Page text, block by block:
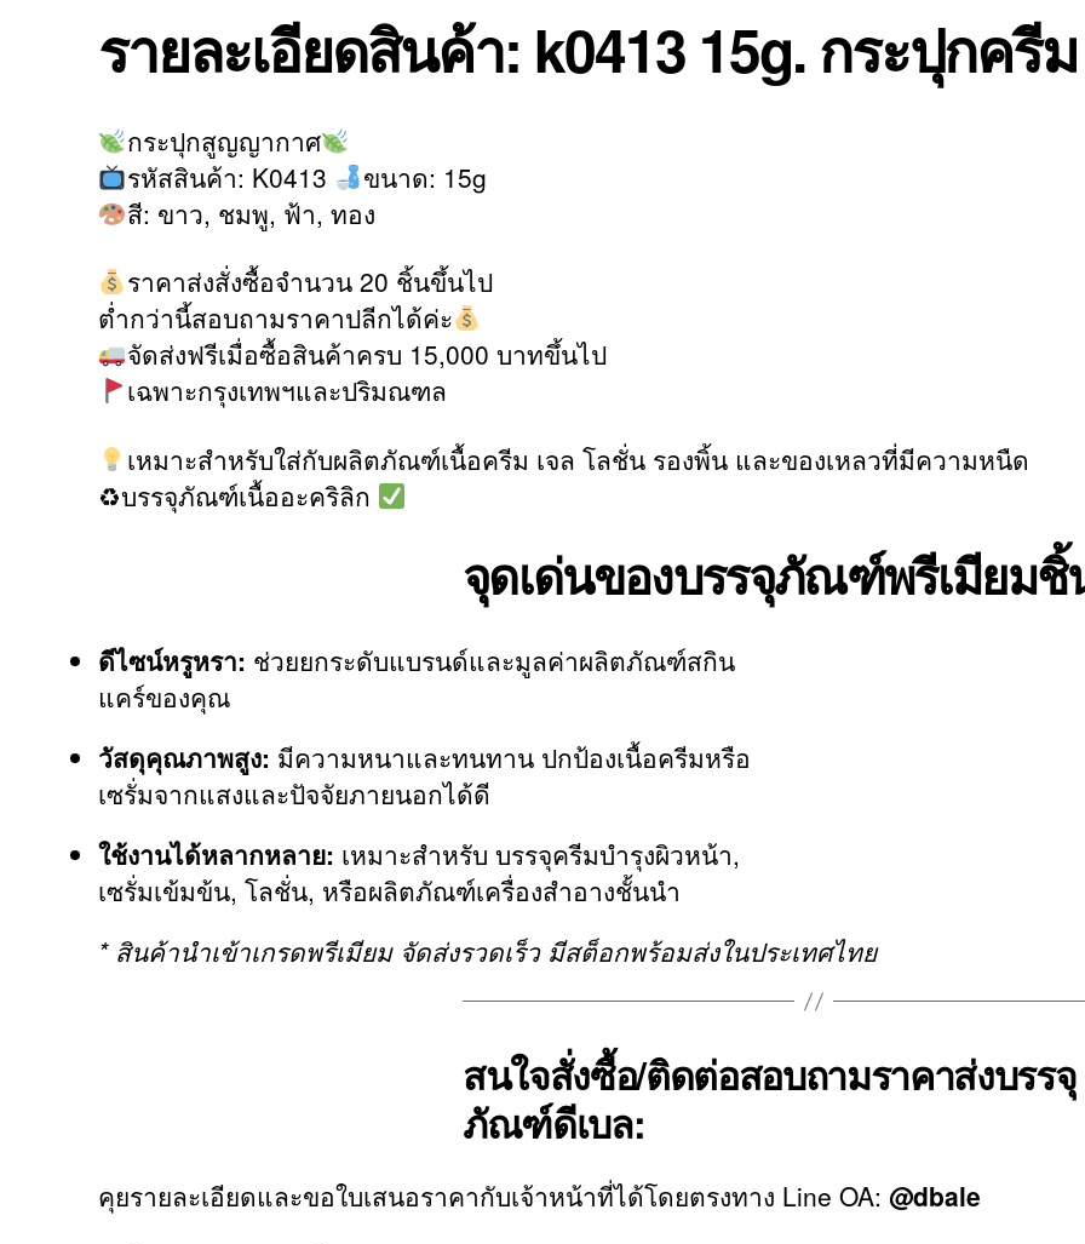
รายละเอียดสินค้า: k0413 15g. กระปุกครีม
กระปุกสูญญากาศ
รหัสสินค้า: K0413
ขนาด: 15g
สี: ขาว, ชมพู, ฟ้า, ทอง
ราคาส่งสั่งซื้อจำนวน 20 ชิ้นขึ้นไป
ต่ำกว่านี้สอบถามราคาปลีกได้ค่ะ
จัดส่งฟรีเมื่อซื้อสินค้าครบ 15,000 บาทขึ้นไป
เฉพาะกรุงเทพฯและปริมณฑล
เหมาะสำหรับใส่กับผลิตภัณฑ์เนื้อครีม เจล โลชั่น รองพิ้น และของเหลวที่มีความหนืด
♻บรรจุภัณฑ์เนื้ออะคริลิก
จุดเด่นของบรรจุภัณฑ์พรีเมียม
ดีไซน์หรูหรา: ช่วยยกระดับแบรนด์และมูลค่าผลิตภัณฑ์สกิน
แคร์ของคุณ
วัสดุคุณภาพสูง: มีความหนาและทนทาน ปกป้องเนื้อครีมหรือ
เซรั่มจากแสงและปัจจัยภายนอกได้ดี
ใช้งานได้หลากหลาย: เหมาะสำหรับ บรรจุครีมบำรุงผิวหน้า,
เซรั่มเข้มข้น, โลชั่น, หรือผลิตภัณฑ์เครื่องสำอางชั้นนำ
* สินค้านำเข้าเกรดพรีเมียม จัดส่งรวดเร็ว มีสต็อกพร้อมส่งในประเทศไทย
สนใจสั่งซื้อ/ติดต่อสอบถามราคาส่งบรรจุ
ภัณฑ์ดีเบล:
คุยรายละเอียดและขอใบเสนอราคากับเจ้าหน้าที่ได้โดยตรงทาง Line OA: @dbale